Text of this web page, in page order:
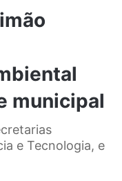
municipal
e Tecnologia, e